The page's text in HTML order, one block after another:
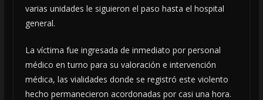
varias unidades le siguieron el paso hasta el hospital
general.
La víctima fue ingresada de inmediato por personal
médico en turno para su valoración e intervención
médica, las vialidades donde se registró este violento
hecho permanecieron acordonadas por casi una hora.